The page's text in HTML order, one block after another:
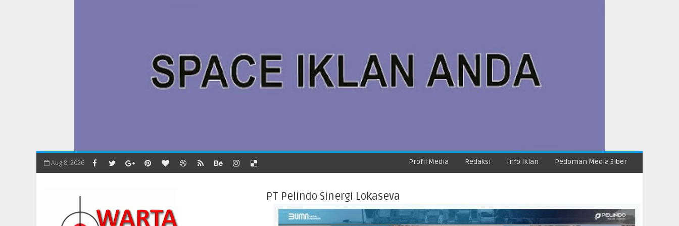
Aug 8, 2026 Profil Media Redaksi Info Iklan Pedoman Media Siber
PT Pelindo Sinergi Lokaseva